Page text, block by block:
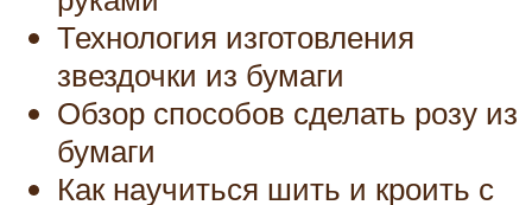
Технология изготовления
звездочки из бумаги
Обзор способов сделать розу из
бумаги
Как научиться шить и кроить с